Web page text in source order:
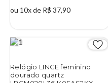
ou 10x de R$ 37,90
Relógio LINCE feminino
dourado quartz